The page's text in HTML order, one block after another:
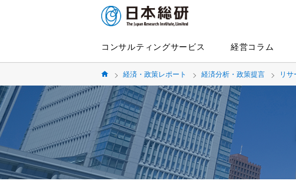
コンサルティングサービス 経営コラム
経済・政策レポート 経済分析・政策提言 リサ